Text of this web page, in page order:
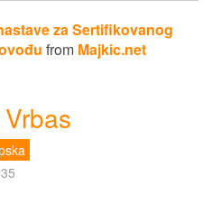
za Sertifikovanog
from Majkic.net